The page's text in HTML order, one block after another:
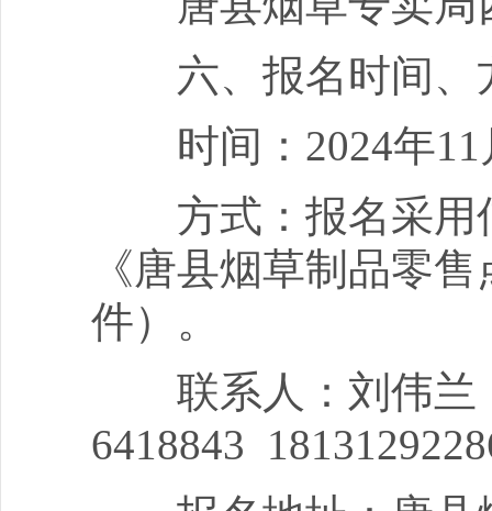
六、报名时间、
时间：2024年11
方式：报名采用
《唐县烟草制品零
件）。
联系人：刘伟兰
6418843